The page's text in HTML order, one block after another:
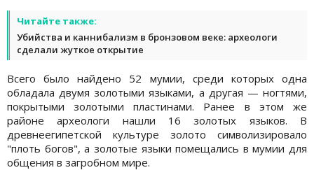
Читайте также:
Убийства и каннибализм в бронзовом веке: археологи
сделали жуткое открытие
Всего было найдено 52 мумии, среди которых одна
обладала двумя золотыми языками, а другая — ногтями,
покрытыми золотыми пластинами. Ранее в этом же
районе археологи нашли 16 золотых языков. В
древнеегипетской культуре золото символизировало
"плоть богов", а золотые языки помещались в мумии для
общения в загробном мире.